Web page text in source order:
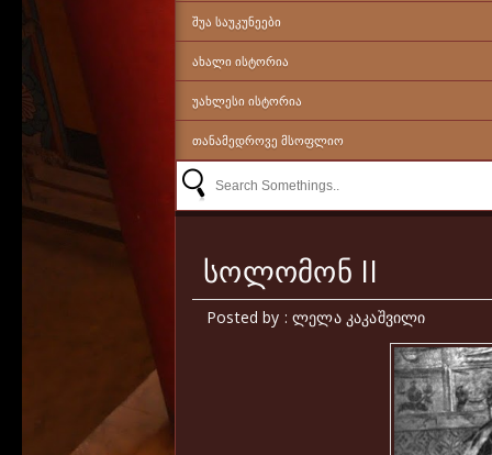
ᲨᲣᲐ ᲡᲐᲣᲙᲣᲜᲔᲔᲑᲘ
ᲐᲮᲐᲚᲘ ᲘᲡᲢᲝᲠᲘᲐ
ᲣᲐᲮᲚᲔᲡᲘ ᲘᲡᲢᲝᲠᲘᲐ
ᲗᲐᲜᲐᲛᲔᲓᲠᲝᲕᲔ ᲛᲡᲝᲤᲚᲘᲝ
სოლომონ II
Posted by : ლელა კაკაშვილი